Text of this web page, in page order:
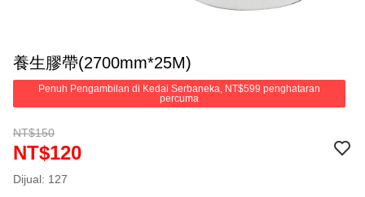
養生膠帶(2700mm*25M)
Penuh Pengambilan di Kedai Serbaneka, NT$599 penghataran
percuma
NT$150
NT$120
Dijual: 127